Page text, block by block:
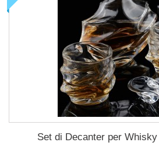
Set di Decanter per